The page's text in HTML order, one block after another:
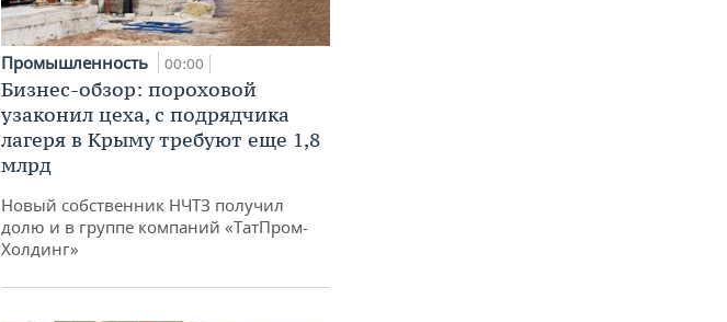
Промышленность 00:00
Бизнес-обзор: пороховой
узаконил цеха, с подрядчика
лагеря в Крыму требуют еще 1,8
млрд
Новый собственник НЧТЗ получил
долю и в группе компаний «ТатПром-
Холдинг»